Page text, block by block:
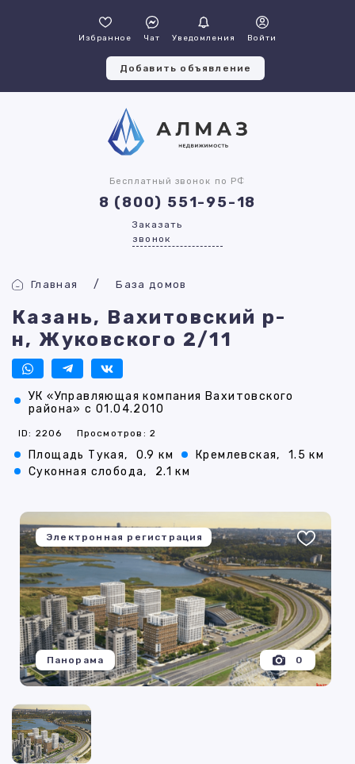
Избранное Чат Уведомления Войти
Добавить объявление
Бесплатный звонок по РФ
8 (800) 551-95-18
Заказать
звонок
Главная База домов
Казань, Вахитовский р-
н, Жуковского 2/11
УК «Управляющая компания Вахитовского
района» с 01.04.2010
ID: 2206 Просмотров: 2
Площадь Тукая, 0.9 км Кремлевская,
1.5 км
Суконная слобода,
2.1 км
Электронная регистрация
0
Панорама